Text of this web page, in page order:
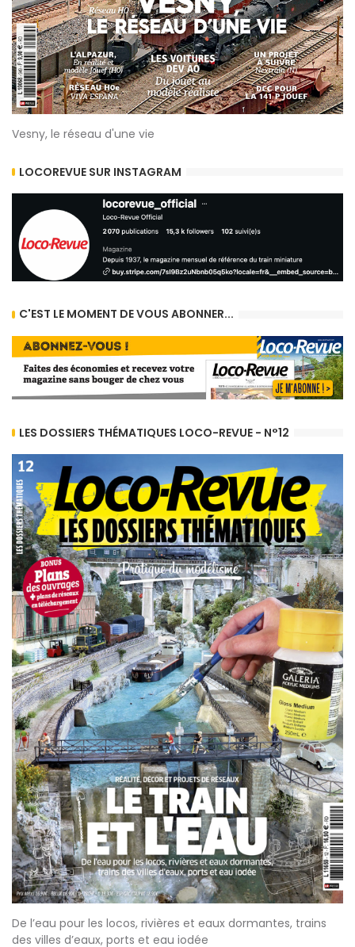
Vesny, le réseau d'une vie
LOCOREVUE SUR INSTAGRAM
C'EST LE MOMENT DE VOUS ABONNER...
LES DOSSIERS THÉMATIQUES LOCO-REVUE - N°12
De l’eau pour les locos, rivières et eaux dormantes, trains
des villes d’eaux, ports et eau iodée